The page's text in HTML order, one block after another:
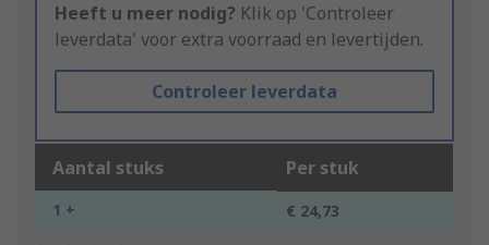
Heeft u meer nodig? Klik op 'Controleer
leverdata' voor extra voorraad en levertijden.
Controleer leverdata
Aantal stuks Per stuk
1 + € 24,73